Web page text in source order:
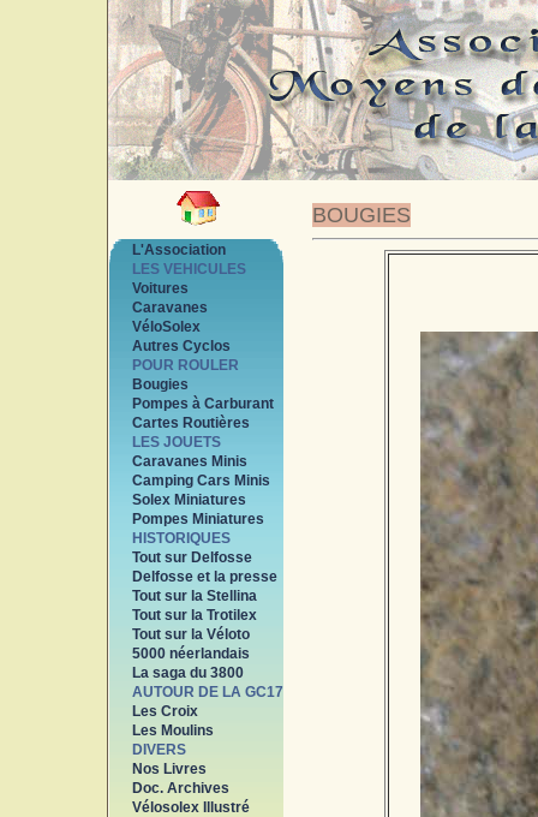
BOUGIES
L'Association
LES VEHICULES
Voitures
Caravanes
VéloSolex
Autres Cyclos
POUR ROULER
Bougies
Pompes à Carburant
Cartes Routières
LES JOUETS
Caravanes Minis
Camping Cars Minis
Solex Miniatures
Pompes Miniatures
HISTORIQUES
Tout sur Delfosse
Delfosse et la presse
Tout sur la Stellina
Tout sur la Trotilex
Tout sur la Véloto
5000 néerlandais
La saga du 3800
AUTOUR DE LA GC17
Les Croix
Les Moulins
DIVERS
Nos Livres
Doc. Archives
Vélosolex Illustré